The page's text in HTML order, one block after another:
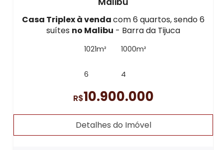
Casa Triplex à vendacom 6 quartos, sendo 6
suítes no Malibu - Barra da Tijuca
1021m² 1000m²
6 4
R$10.900.000
Detalhes do Imóvel